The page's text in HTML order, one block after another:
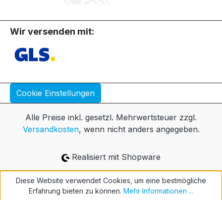
Wir versenden mit:
Cookie Einstellungen
Alle Preise inkl. gesetzl. Mehrwertsteuer zzgl.
Versandkosten, wenn nicht anders angegeben.
Realisiert mit Shopware
Diese Website verwendet Cookies, um eine bestmögliche
Erfahrung bieten zu können. Mehr Informationen ...